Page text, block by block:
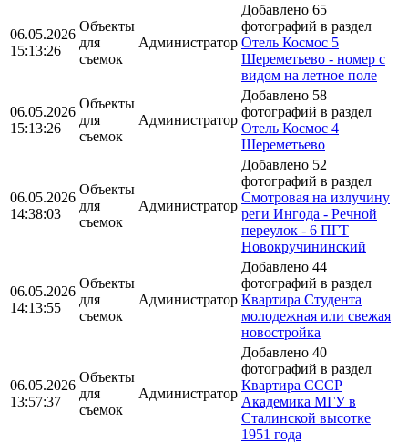
06.05.2026
15:13:26
Объекты
для
съемок
Администратор
Добавлено 65
фотографий в раздел
Отель Космос 5
Шереметьево - номер с
видом на летное поле
06.05.2026
15:13:26
Объекты
для
съемок
Администратор
Добавлено 58
фотографий в раздел
Отель Космос 4
Шереметьево
06.05.2026
14:38:03
Объекты
для
съемок
Администратор
Добавлено 52
фотографий в раздел
Смотровая на излучину
реги Ингода - Речной
переулок - 6 ПГТ
Новокручининский
06.05.2026
14:13:55
Объекты
для
съемок
Администратор
Добавлено 44
фотографий в раздел
Квартира Студента
молодежная или свежая
новостройка
06.05.2026
13:57:37
Объекты
для
съемок
Администратор
Добавлено 40
фотографий в раздел
Квартира СССР
Академика МГУ в
Сталинской высотке
1951 года